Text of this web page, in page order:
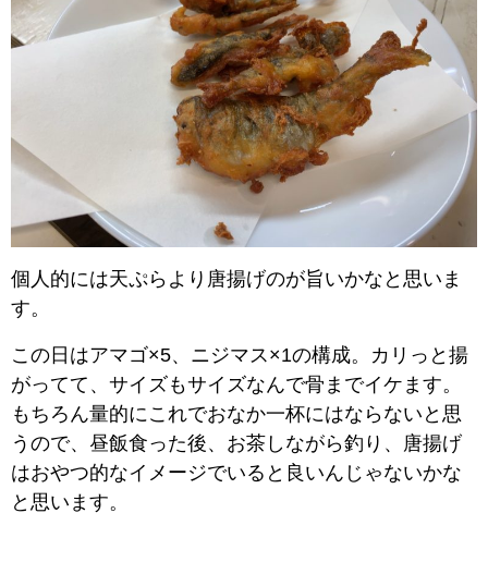
個人的には天ぷらより唐揚げのが旨いかなと思いま
す。
この日はアマゴ×5、ニジマス×1の構成。カリっと揚
がってて、サイズもサイズなんで骨までイケます。
もちろん量的にこれでおなか一杯にはならないと思
うので、昼飯食った後、お茶しながら釣り、唐揚げ
はおやつ的なイメージでいると良いんじゃないかな
と思います。